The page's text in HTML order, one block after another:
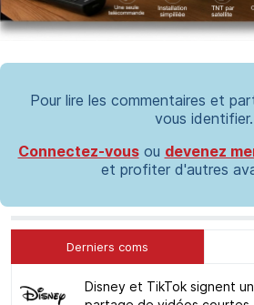
Pour lire les commentaires et
vous identifier.
Connectez-vousou devenez
et profiter d'autres
Derniers coms
Disney et TikTok signent